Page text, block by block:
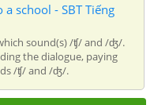
school - SBT Tiếng
sound(s) /ʧ/ and /ʤ/.
the dialogue, paying
/ʧ/ and /ʤ/.